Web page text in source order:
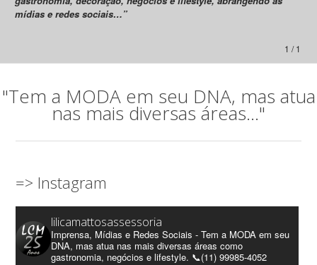
mídias e redes sociais…”
1 / 1
"Tem a MODA em seu DNA, mas atua
nas mais diversas áreas..."
=> Instagram
lilicamattosassessoria
Imprensa, Mídias e Redes Sociais - Tem a MODA em seu
DNA, mas atua nas mais diversas áreas como
gastronomia, negócios e lifestyle. 📞(11) 99985-4052